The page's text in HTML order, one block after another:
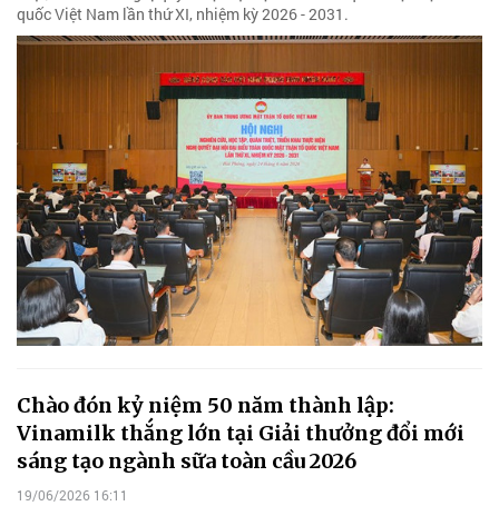
quốc Việt Nam lần thứ XI, nhiệm kỳ 2026 - 2031.
Chào đón kỷ niệm 50 năm thành lập:
Vinamilk thắng lớn tại Giải thưởng đổi mới
sáng tạo ngành sữa toàn cầu 2026
19/06/2026 16:11